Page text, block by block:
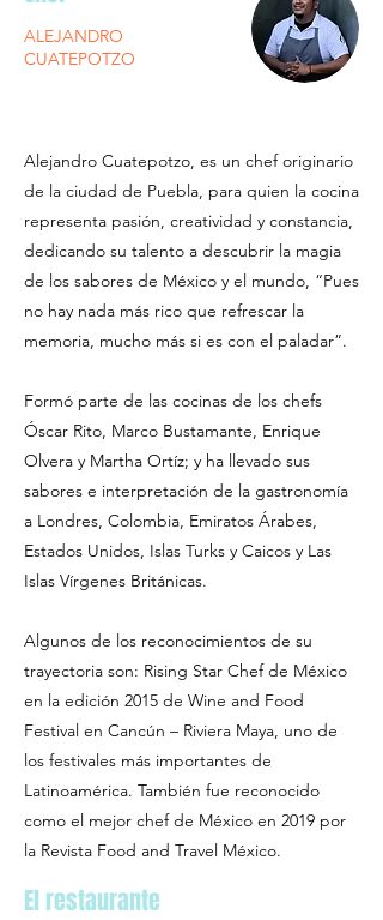
ALEJANDRO
CUATEPOTZO
Alejandro Cuatepotzo, es un chef originario
de la ciudad de Puebla, para quien la cocina
representa pasión, creatividad y constancia,
dedicando su talento a descubrir la magia
de los sabores de México y el mundo, “Pues
no hay nada más rico que refrescar la
memoria, mucho más si es con el paladar”.
Formó parte de las cocinas de los chefs
Óscar Rito, Marco Bustamante, Enrique
Olvera y Martha Ortíz; y ha llevado sus
sabores e interpretación de la gastronomía
a Londres, Colombia, Emiratos Árabes,
Estados Unidos, Islas Turks y Caicos y Las
Islas Vírgenes Británicas.
Algunos de los reconocimientos de su
trayectoria son: Rising Star Chef de México
en la edición 2015 de Wine and Food
Festival en Cancún – Riviera Maya, uno de
los festivales más importantes de
Latinoamérica. También fue reconocido
como el mejor chef de México en 2019 por
la Revista Food and Travel México.
El restaurante